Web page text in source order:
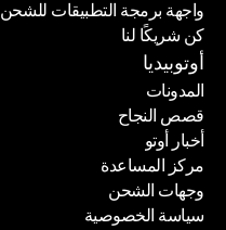
منصات التجارة الإلكترونية
واجهة برمجة التطبيقات للشحن
واجهة برمجة التطبيقات للشحن
كن شريكًا لنا
كن شريكًا لنا
أوتوبيديا
المدونات
المدونات
قصص النجاح
قصص النجاح
أخبار أوتو
أخبار أوتو
مركز المساعدة
مركز المساعدة
وجهات الشحن
وجهات الشحن
سياسة الخصوصية